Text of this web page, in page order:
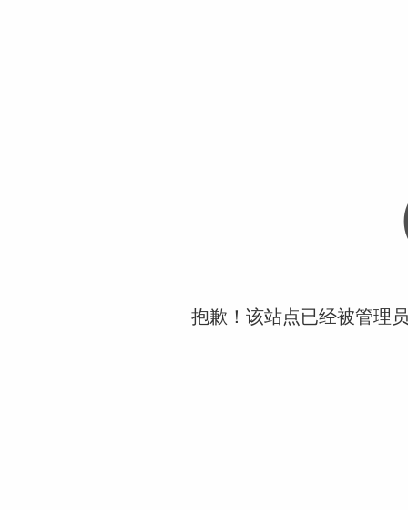
抱歉！该站点已经被管理